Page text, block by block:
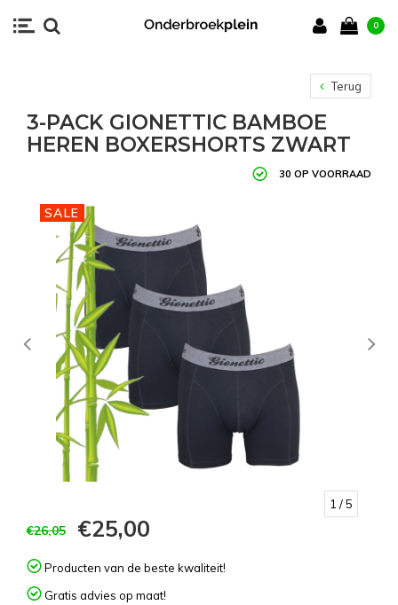
0
Terug
3-PACK GIONETTIC BAMBOE
HEREN BOXERSHORTS ZWART
30 OP VOORRAAD
SALE
1 / 5
€26,05 €25,00
Producten van de beste kwaliteit!
Gratis advies op maat!